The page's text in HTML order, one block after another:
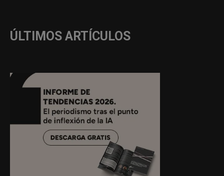
ÚLTIMOS ARTÍCULOS